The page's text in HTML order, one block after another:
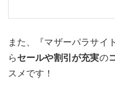
また、『マザーパラサイ
らセールや割引が充実の
スメです！